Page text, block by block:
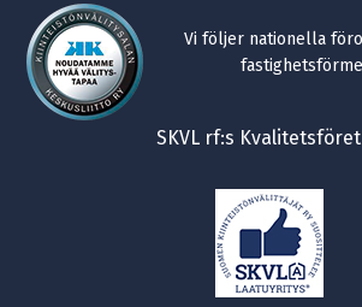
Vi följer nationella
SKVL rf:s